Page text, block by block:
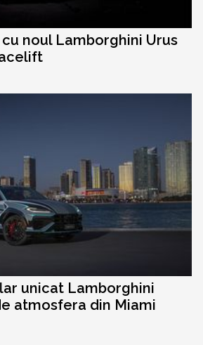
noul Lamborghini Urus
unicat Lamborghini
atmosfera din Miami